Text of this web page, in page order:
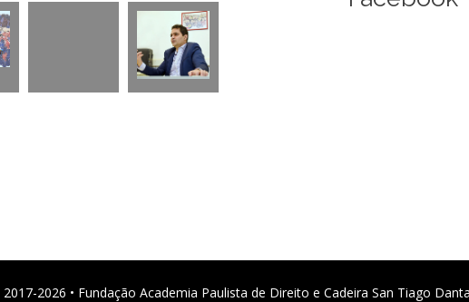
2026 • Fundação Academia Paulista de Direito e Cadeira San Tiago